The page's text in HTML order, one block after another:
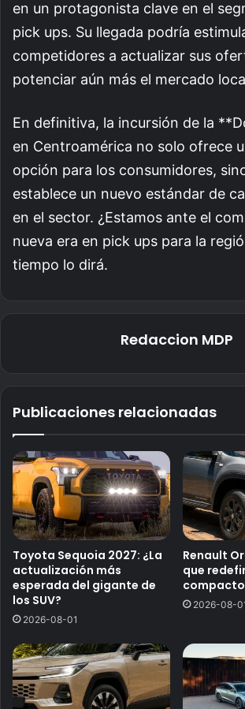
en un protagonista clave en el
pick ups. Su llegada podría
competidores a actualizar sus
potenciar aún más el mercado
En definitiva, la incursión de la
en Centroamérica no solo ofrece
opción para los consumidores,
establece un nuevo estándar de
en el sector. ¿Estamos ante el
nueva era en pick ups para la
tiempo lo dirá.
Redaccion MDP
Publicaciones relacionadas
Toyota Sequoia 2027: ¿La
actualización más
esperada del gigante de
los SUV?
2026-08-01
Renault
que
compacto
2026-08-